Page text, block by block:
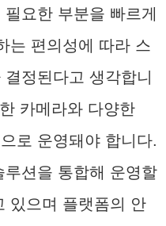
요한 부분을 빠르게
는 편의성에 따라 스
정된다고 생각합니
카메라와 다양한
로 운영돼야 합니다.
션을 통합해 운영할
있으며 플랫폼의 안